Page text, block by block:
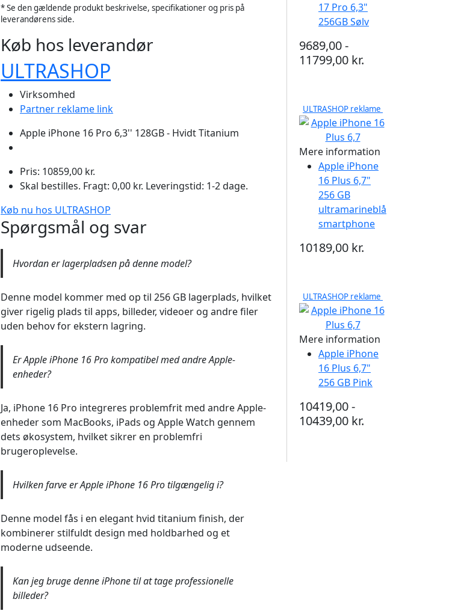
* Se den gældende produkt beskrivelse, specifikationer og pris på
leverandørens side.
Køb hos leverandør
ULTRASHOP
Virksomhed
Partner reklame link
Apple iPhone 16 Pro 6,3'' 128GB - Hvidt Titanium
Pris: 10859,00 kr.
Skal bestilles. Fragt: 0,00 kr. Leveringstid: 1-2 dage.
Køb nu hos ULTRASHOP
Spørgsmål og svar
Hvordan er lagerpladsen på denne model?
Denne model kommer med op til 256 GB lagerplads, hvilket
giver rigelig plads til apps, billeder, videoer og andre filer
uden behov for ekstern lagring.
Er Apple iPhone 16 Pro kompatibel med andre Apple-
enheder?
Ja, iPhone 16 Pro integreres problemfrit med andre Apple-
enheder som MacBooks, iPads og Apple Watch gennem
dets økosystem, hvilket sikrer en problemfri
brugeroplevelse.
Hvilken farve er Apple iPhone 16 Pro tilgængelig i?
Denne model fås i en elegant hvid titanium finish, der
kombinerer stilfuldt design med holdbarhed og et
moderne udseende.
Kan jeg bruge denne iPhone til at tage professionelle
billeder?
17 Pro 6,3"
256GB Sølv
9689,00 -
11799,00 kr.
ULTRASHOP reklame
Mere information
Apple iPhone
16 Plus 6,7"
256 GB
ultramarineblå
smartphone
10189,00 kr.
ULTRASHOP reklame
Mere information
Apple iPhone
16 Plus 6,7"
256 GB Pink
10419,00 -
10439,00 kr.